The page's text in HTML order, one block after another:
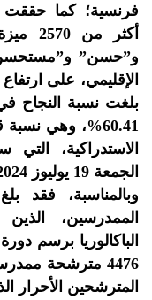
فرنسية؛ كما حققت
و”حسن”
الإقليمي، على
بلغت نسبة النجاح في
60.41%، وهي
الاستدراكية، التي
الجمعة 19 يوليوز 2024.
وبالمناسبة، فقد
الممدرسين، الذين